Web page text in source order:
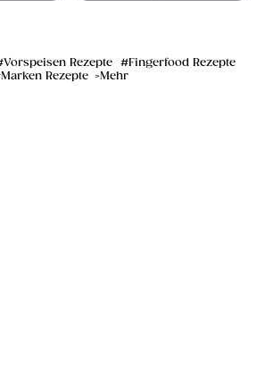
Vorspeisen Rezepte
Fingerfood Rezepte
Marken Rezepte Mehr